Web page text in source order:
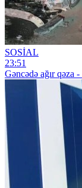
SOSİAL
23:51
Gəncədə ağır qəza -